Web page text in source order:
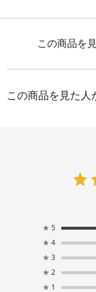
★ 5
★ 4
★ 3
★ 2
★ 1